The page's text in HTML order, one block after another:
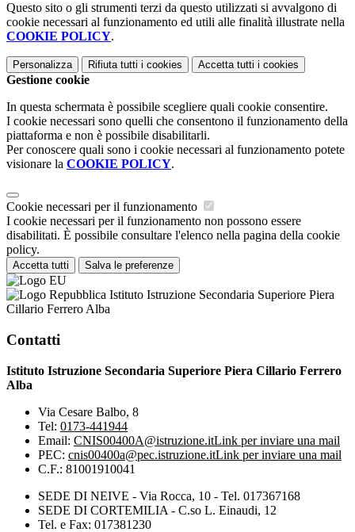
Questo sito o gli strumenti terzi da questo utilizzati si avvalgono di
cookie necessari al funzionamento ed utili alle finalità illustrate nella
COOKIE POLICY.
Personalizza Rifiuta tutti i cookies Accetta tutti i cookies
Gestione cookie
In questa schermata è possibile scegliere quali cookie consentire.
I cookie necessari sono quelli che consentono il funzionamento della
piattaforma e non è possibile disabilitarli.
Per conoscere quali sono i cookie necessari al funzionamento potete
visionare la COOKIE POLICY.
Cookie necessari per il funzionamento
I cookie necessari per il funzionamento non possono essere
disabilitati. È possibile consultare l'elenco nella pagina della cookie
policy.
Accetta tutti Salva le preferenze
Istituto Istruzione Secondaria Superiore Piera
Cillario Ferrero Alba
Contatti
Istituto Istruzione Secondaria Superiore Piera Cillario Ferrero
Alba
Via Cesare Balbo, 8
Tel: 0173-441944
Email: CNIS00400A@istruzione.itLink per inviare una mail
PEC: cnis00400a@pec.istruzione.itLink per inviare una mail
C.F.: 81001910041
SEDE DI NEIVE - Via Rocca, 10 - Tel. 017367168
SEDE DI CORTEMILIA - C.so L. Einaudi, 12
Tel. e Fax: 017381230